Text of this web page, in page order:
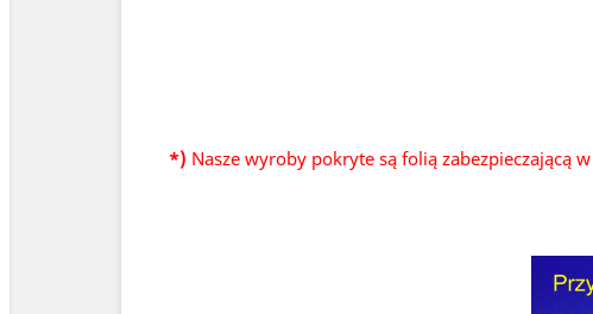
*) Nasze wyroby pokryte są folią zabezpieczającą